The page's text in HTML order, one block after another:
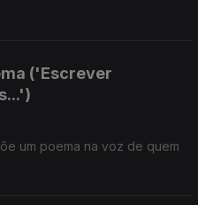
('Escrever
um poema na voz de quem